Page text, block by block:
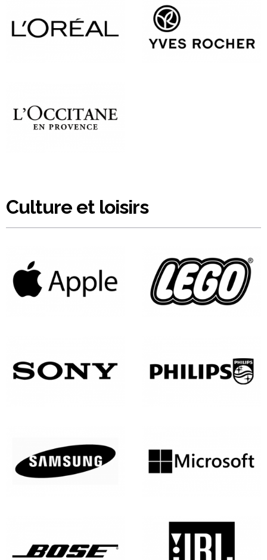
Culture et loisirs